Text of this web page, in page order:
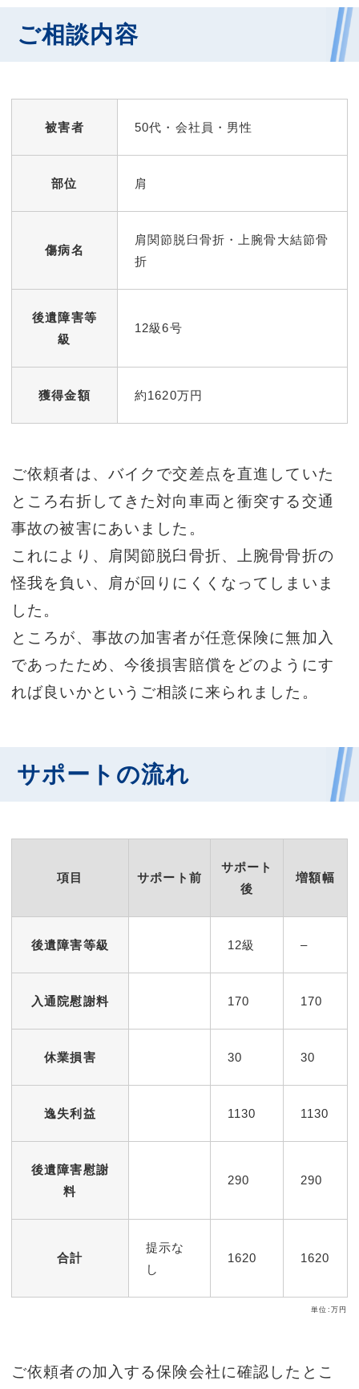
ご相談内容
被害者 50代・会社員・男性
部位 肩
傷病名
肩関節脱臼骨折・上腕骨大結節骨
折
後遺障害等
級
12級6号
獲得金額 約1620万円
ご依頼者は、バイクで交差点を直進していた
ところ右折してきた対向車両と衝突する交通
事故の被害にあいました。
これにより、肩関節脱臼骨折、上腕骨骨折の
怪我を負い、肩が回りにくくなってしまいま
した。
ところが、事故の加害者が任意保険に無加入
であったため、今後損害賠償をどのようにす
れば良いかというご相談に来られました。
サポートの流れ
項目 サポート前
サポート
後
増額幅
後遺障害等級 12級 –
入通院慰謝料 170 170
休業損害 30 30
逸失利益 1130 1130
後遺障害慰謝
料
290 290
合計
提示な
し
1620 1620
単位:万円
ご依頼者の加入する保険会社に確認したとこ